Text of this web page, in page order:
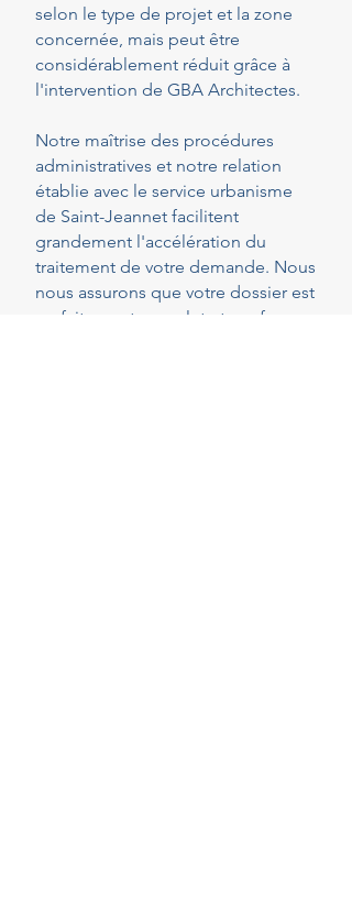
selon le type de projet et la zone
concernée, mais peut être
considérablement réduit grâce à
l'intervention de GBA Architectes.
Notre maîtrise des procédures
administratives et notre relation
établie avec le service urbanisme
de Saint-Jeannet facilitent
grandement l'accélération du
traitement de votre demande. Nous
nous assurons que votre dossier est
parfaitement complet et conforme